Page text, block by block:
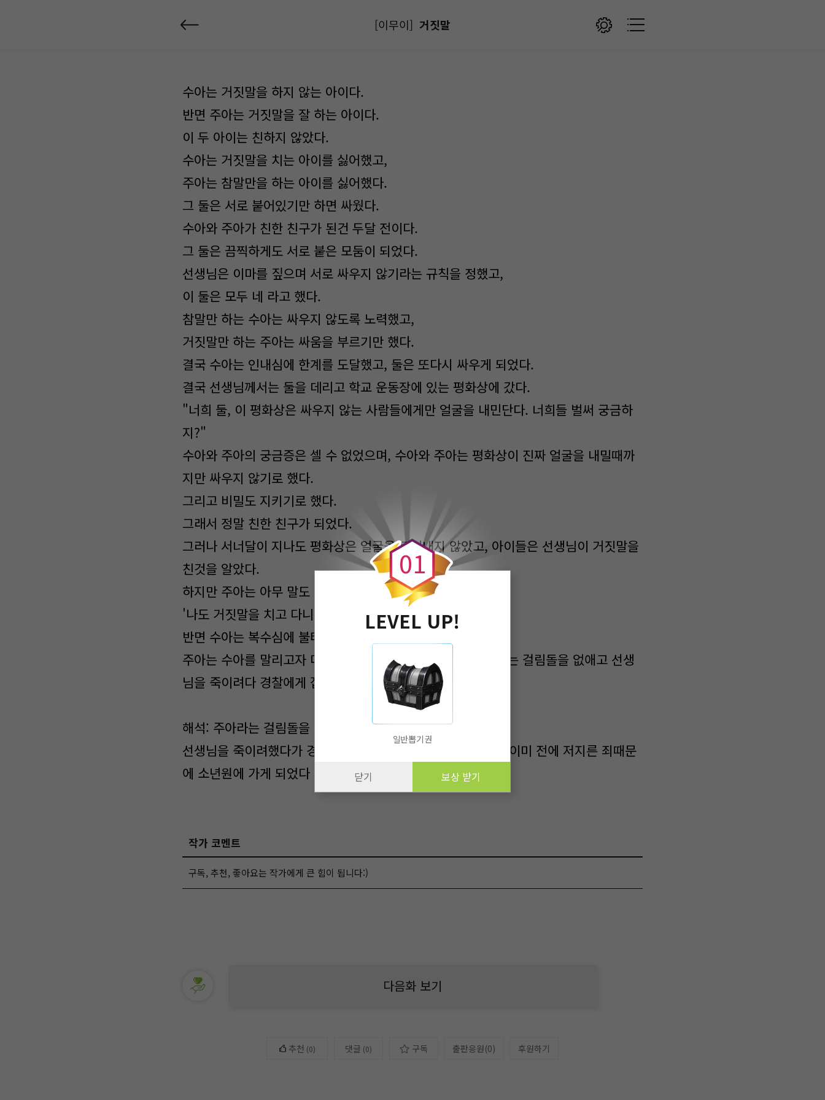
[이무이] 거짓말
수아는 거짓말을 하지 않는 아이다.
반면 주아는 거짓말을 잘 하는 아이다.
이 두 아이는 친하지 않았다.
수아는 거짓말을 치는 아이를 싫어했고,
주아는 참말만을 하는 아이를 싫어했다.
그 둘은 서로 붙어있기만 하면 싸웠다.
수아와 주아가 친한 친구가 된건 두달 전이다.
그 둘은 끔찍하게도 서로 붙은 모둠이 되었다.
선생님은 이마를 짚으며 서로 싸우지 않기라는 규칙을 정했고,
이 둘은 모두 네 라고 했다.
참말만 하는 수아는 싸우지 않도록 노력했고,
거짓말만 하는 주아는 싸움을 부르기만 했다.
결국 수아는 인내심에 한계를 도달했고, 둘은 또다시 싸우게 되었다.
결국 선생님께서는 둘을 데리고 학교 운동장에 있는 평화상에 갔다.
"너희 둘, 이 평화상은 싸우지 않는 사람들에게만 얼굴을 내민단다. 너희들 벌써 궁금하
지?"
수아와 주아의 궁금증은 셀 수 없었으며, 수아와 주아는 평화상이 진짜 얼굴을 내밀때까
지만 싸우지 않기로 했다.
그리고 비밀도 지키기로 했다.
그래서 정말 친한 친구가 되었다.
그러나 서너달이 지나도 평화상은 얼굴을 드러내지 않았고, 아이들은 선생님이 거짓말을
친것을 알았다.
하지만 주아는 아무 말도 할 수 없었다.
'나도 거짓말을 치고 다니는데, 어떻게 선생님을 욕하겠어...'
반면 수아는 복수심에 불타올랐다.
주아는 수아를 말리고자 더 많은 거짓말을 쳤고, 수아는 주아라는 걸림돌을 없애고 선생
님을 죽이려다 경찰에게 잡혀 소년원에 가게 되었다.
해석: 주아라는 걸림돌을 없앴다→주아를 죽여 없앴다
선생님을 죽이려했다가 경찰에개 잡혀 소년원에 가게 되었다→이미 전에 저지른 죄때문
에 소년원에 가게 되었다
작가 코멘트
구독, 추천, 좋아요는 작가에게 큰 힘이 됩니다:)
다음화 보기
추천 (0) 댓글 (0) 구독 출판응원(0) 후원하기
0
0
1
LEVEL UP!
일반뽑기권
닫기 보상 받기